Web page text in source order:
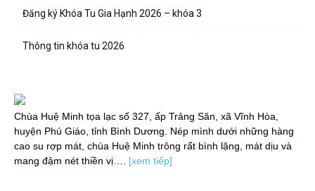
Đăng ký Khóa Tu Gia Hạnh 2026 – khóa 3
Thông tin khóa tu 2026
Chùa Huệ Minh tọa lạc số 327, ấp Trảng Săn, xã Vĩnh Hòa,
huyện Phú Giáo, tỉnh Bình Dương. Nép mình dưới những hàng
cao su rợp mát, chùa Huệ Minh trông rất bình lặng, mát dịu và
mang đậm nét thiền vị…. [xem tiếp]